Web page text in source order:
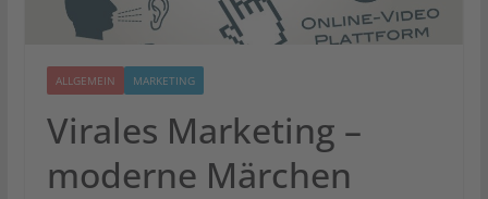
ALLGEMEIN MARKETING
Virales Marketing –
moderne Märchen